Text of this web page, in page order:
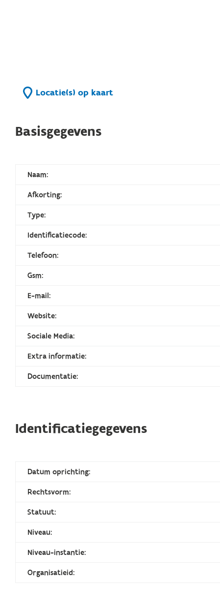
Locatie(s) op kaart
Basisgegevens
Naam:
Afkorting:
Type:
Identificatiecode:
Telefoon:
Gsm:
E-mail:
Website:
Sociale Media:
Extra informatie:
Documentatie:
Identificatiegegevens
Datum oprichting:
Rechtsvorm:
Statuut:
Niveau:
Niveau-instantie:
Organisatieid: